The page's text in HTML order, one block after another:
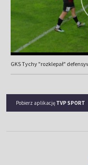
GKS Tychy "rozklepał"
Pobierz aplikację TVP SPORT